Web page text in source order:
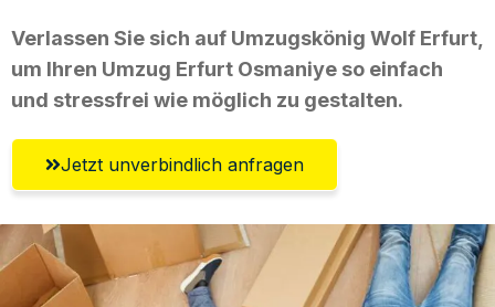
Verlassen Sie sich auf Umzugskönig Wolf Erfurt,
um Ihren Umzug Erfurt Osmaniye so einfach
und stressfrei wie möglich zu gestalten.
Jetzt unverbindlich anfragen